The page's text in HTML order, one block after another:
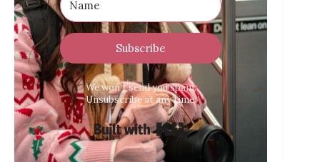
Subscribe
We won’t send you spam.
Unsubscribe at any time.
Built with Kit